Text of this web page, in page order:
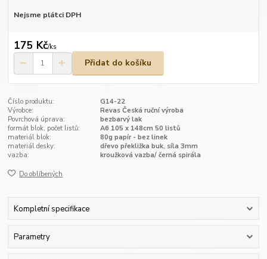
Nejsme plátci DPH
175 Kč/ks
Přidat do košíku
Číslo produktu:
G14-22
Výrobce:
Revas Česká ruční výroba
Povrchová úprava:
bezbarvý lak
formát blok, počet listů:
A6 105 x 148cm 50 listů
materiál blok:
80g papír - bez linek
materiál desky:
dřevo překližka buk, síla 3mm
vazba:
kroužková vazba/ černá spirála
Do oblíbených
Kompletní specifikace
Parametry